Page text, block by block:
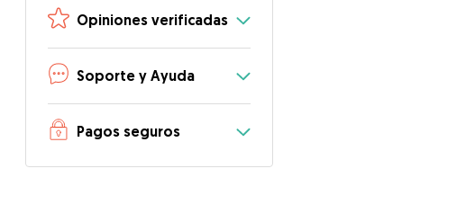
Opiniones verificadas
Soporte y Ayuda
Pagos seguros